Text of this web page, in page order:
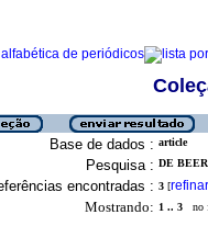
Base de dados : article
Pesquisa : DE
encontradas : 3 [refinar
Mostrando: 1 .. 3 no